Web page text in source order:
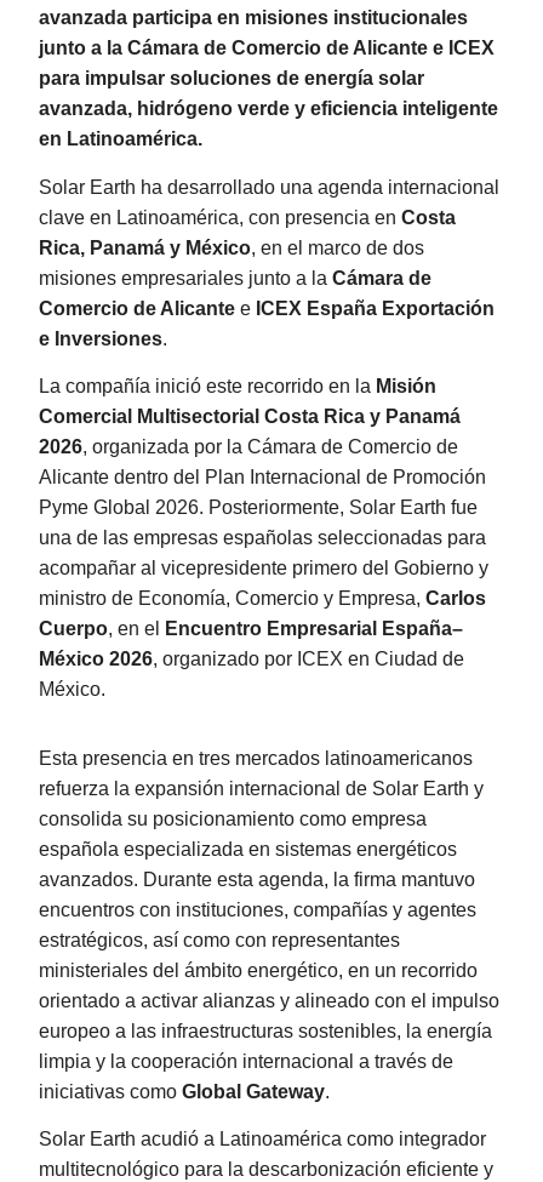
avanzada participa en misiones institucionales
junto a la Cámara de Comercio de Alicante e ICEX
para impulsar soluciones de energía solar
avanzada, hidrógeno verde y eficiencia inteligente
en Latinoamérica.
Solar Earth ha desarrollado una agenda internacional
clave en Latinoamérica, con presencia enCosta
Rica, Panamá y México, en el marco de dos
misiones empresariales junto a laCámara de
Comercio de Alicante e ICEX España Exportación
e Inversiones.
La compañía inició este recorrido en la Misión
Comercial Multisectorial Costa Rica y Panamá
2026, organizada por la Cámara de Comercio de
Alicante dentro del Plan Internacional de Promoción
Pyme Global 2026. Posteriormente, Solar Earth fue
una de las empresas españolas seleccionadas para
acompañar al vicepresidente primero del Gobierno y
ministro de Economía, Comercio y Empresa,Carlos
Cuerpo, en el
Encuentro Empresarial España–
México 2026, organizado por ICEX en Ciudad de
México.
Esta presencia en tres mercados latinoamericanos
refuerza la expansión internacional de Solar Earth y
consolida su posicionamiento como empresa
española especializada en sistemas energéticos
avanzados. Durante esta agenda, la firma mantuvo
encuentros con instituciones, compañías y agentes
estratégicos, así como con representantes
ministeriales del ámbito energético, en un recorrido
orientado a activar alianzas y alineado con el impulso
europeo a las infraestructuras sostenibles, la energía
limpia y la cooperación internacional a través de
iniciativas comoGlobal Gateway.
Solar Earth acudió a Latinoamérica como integrador
multitecnológico para la descarbonización eficiente y